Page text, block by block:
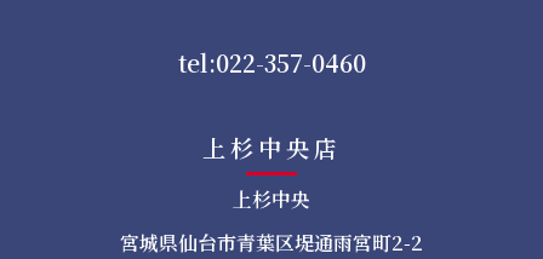
tel:022-357-0460
上杉中央店
上杉中央
宮城県仙台市青葉区堤通雨宮町2-2